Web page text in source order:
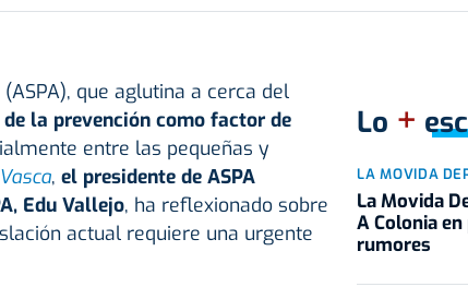
(ASPA), que aglutina a cerca del
la prevención como factor de
entre las pequeñas y
, el presidente de ASPA
Edu Vallejo, ha reflexionado sobre
actual requiere una urgente
Lo +
LA MOVIDA
La Movida
A Colonia
rumores